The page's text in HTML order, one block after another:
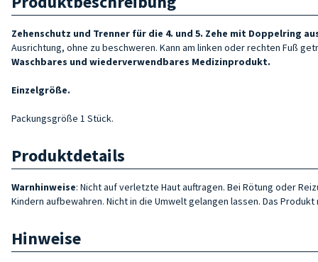
Zehenschutz und Trenner für die 4. und 5. Zehe mit Doppelring
Ausrichtung, ohne zu beschweren. Kann am linken oder rechten Fuß
Waschbares und wiederverwendbares Medizinprodukt.
Einzelgröße.
Packungsgröße 1 Stück.
Produktdetails
Warnhinweise: Nicht auf verletzte Haut auftragen. Bei Rötung oder
Kindern aufbewahren. Nicht in die Umwelt gelangen lassen. Das
Hinweise